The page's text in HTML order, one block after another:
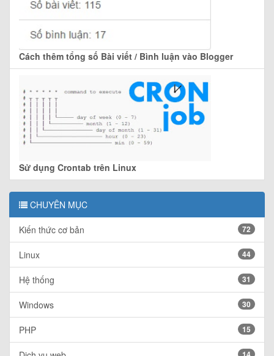
Cách thêm tổng số Bài viết / Bình luận vào Blogger
Sử dụng Crontab trên Linux
CHUYÊN MỤC
Kiến thức cơ bản 72
Linux 44
Hệ thống 31
Windows 30
PHP 15